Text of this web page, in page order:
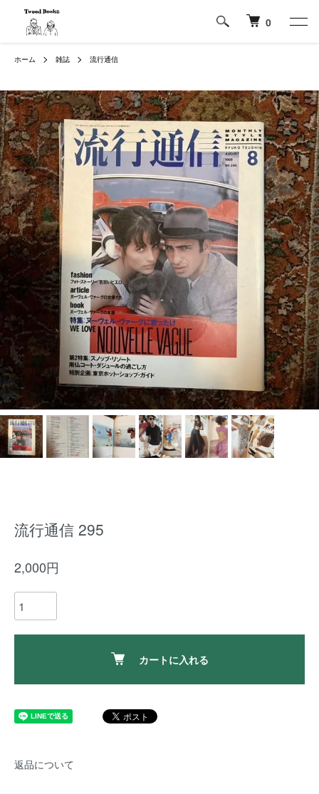
0
ホーム 雑誌 流行通信
流行通信 295
2,000円
カートに入れる
返品について